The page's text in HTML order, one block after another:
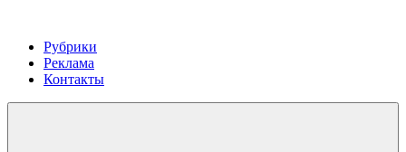
Рубрики
Реклама
Контакты